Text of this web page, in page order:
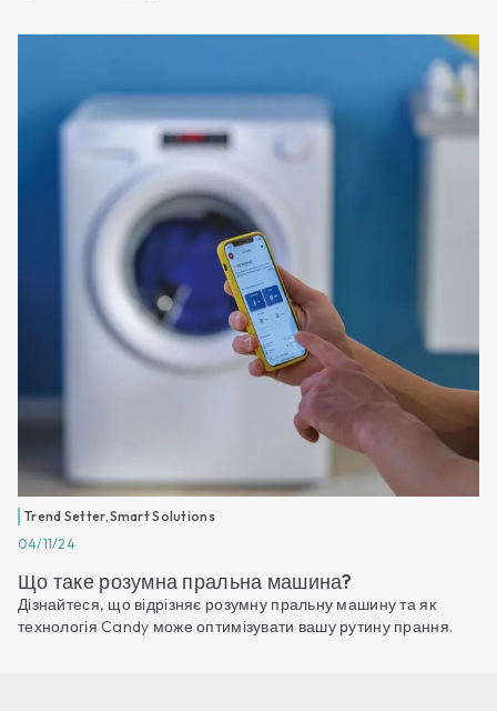
Trend Setter,Smart Solutions
04/11/24
Що таке розумна пральна машина?
Дізнайтеся, що відрізняє розумну пральну машину та як
технологія Candy може оптимізувати вашу рутину прання.